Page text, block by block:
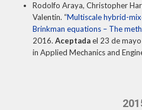
Rodolfo Araya, Christopher
Valentin. “Multiscale hybrid-
Brinkman equations – The
2016. Aceptadael 23 de
in Applied Mechanics and